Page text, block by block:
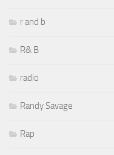
r and b
R& B
radio
Randy Savage
Rap